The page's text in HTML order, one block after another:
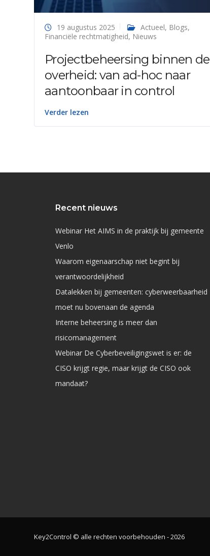
19 augustus 2025 Actueel, Blogs,
Financiële rechtmatigheid, Nieuws
Projectbeheersing binnen de
overheid: van ad-hoc naar
aantoonbaar in control
Verder lezen
Recent nieuws
Webinar Het AIMS in de praktijk bij gemeente
Venlo
Waarom eigenaarschap niet begint bij
verantwoordelijkheid
Datalekken bij gemeenten: cyberweerbaarheid
moet nu bovenaan de agenda
Interne beheersing is meer dan
risicomanagement
Webinar De Cyberbeveiligingswet is er: de
CISO krijgt regie, maar krijgt de CISO ook
mandaat?
Key2Control © alle rechten voorbehouden - 2026